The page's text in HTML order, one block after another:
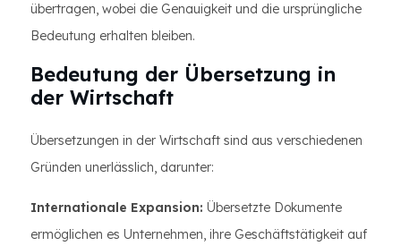
übertragen, wobei die Genauigkeit und die ursprüngliche
Bedeutung erhalten bleiben.
Bedeutung der Übersetzung in
der Wirtschaft
Übersetzungen in der Wirtschaft sind aus verschiedenen
Gründen unerlässlich, darunter:
Internationale Expansion: Übersetzte Dokumente
ermöglichen es Unternehmen, ihre Geschäftstätigkeit auf